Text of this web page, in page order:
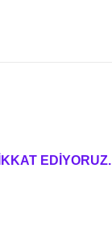
EDİYORUZ.